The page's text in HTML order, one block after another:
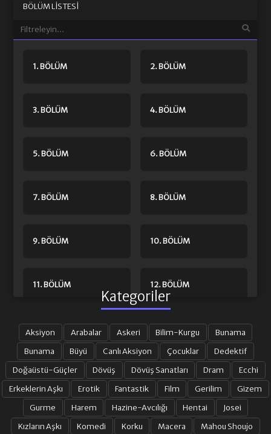
BÖLÜM LISTESI
1. BÖLÜM 2. BÖLÜM
3. BÖLÜM 4. BÖLÜM
5. BÖLÜM 6. BÖLÜM
7. BÖLÜM 8. BÖLÜM
9. BÖLÜM 10. BÖLÜM
11. BÖLÜM 12. BÖLÜM
13. BÖLÜM 14. BÖLÜM
15. BÖLÜM 16. BÖLÜM
17. BÖLÜM 18. BÖLÜM
Kategoriler
Aksiyon Arabalar Askeri Bilim-Kurgu
Bunama
Bunama
Büyü Canlı Aksiyon Çocuklar
Dedektif
Doğaüstü-Güçler
Dövüş Dövüş Sanatları Dram
Ecchi
Erkeklerin Aşkı
Erotik Fantastik Film Gerilim
Gizem
Gurme
Harem Hazine-Avcılığı Hentai
Josei
Kızların Aşkı
Komedi Korku Macera Mahou Shoujo